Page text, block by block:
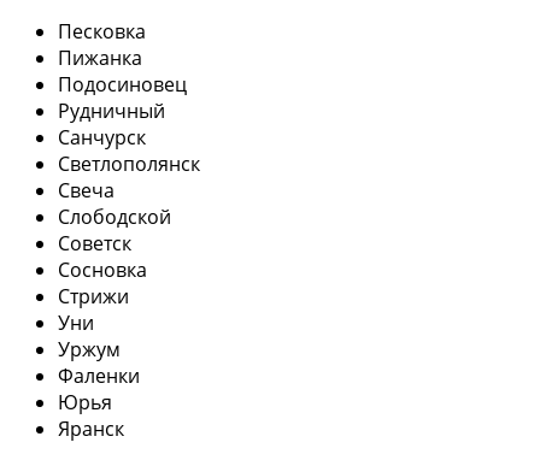
Песковка
Пижанка
Подосиновец
Рудничный
Санчурск
Светлополянск
Свеча
Слободской
Советск
Сосновка
Стрижи
Уни
Уржум
Фаленки
Юрья
Яранск